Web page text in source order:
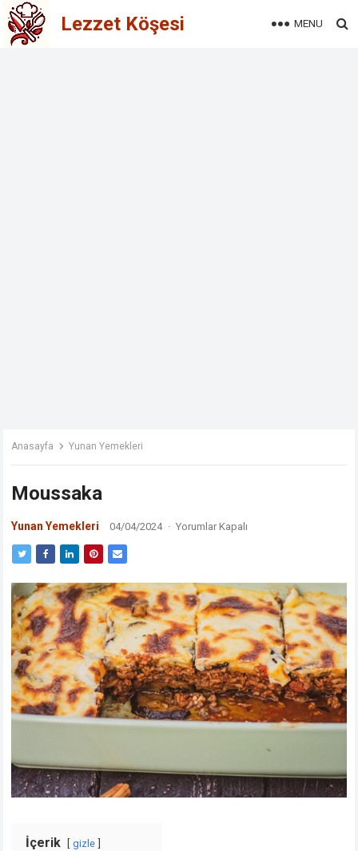
Lezzet Köşesi MENU
Anasayfa Yunan Yemekleri
Moussaka
Yunan Yemekleri 04/04/2024 · Yorumlar Kapalı
İçerik gizle